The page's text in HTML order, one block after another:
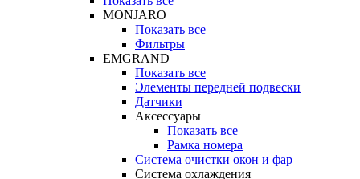
MONJARO
Показать все
Фильтры
EMGRAND
Показать все
Элементы передней подвески
Датчики
Аксессуары
Показать все
Рамка номера
Система очистки окон и фар
Система охлаждения